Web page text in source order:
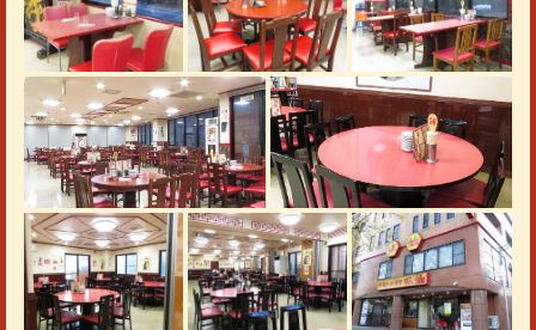
この店舗情報をシェアする